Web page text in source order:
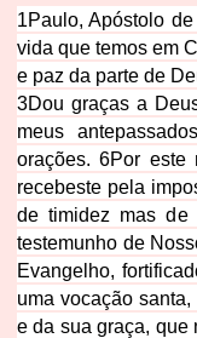
1Paulo, Apóstolo
vida que temos em
e paz da parte de
3Dou graças a
meus
orações. 6Por este
recebeste pela
de timidez mas de
testemunho de
Evangelho,
uma vocação
e da sua graça, que